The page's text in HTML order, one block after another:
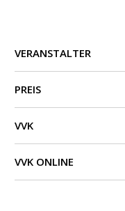
VERANSTALTER
PREIS
VVK
VVK ONLINE